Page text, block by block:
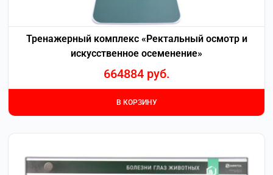
Тренажерный комплекс «Ректальный осмотр и
искусственное осеменение»
664884 руб.
В КОРЗИНУ